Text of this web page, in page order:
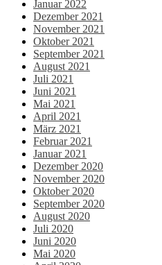
Januar 2022
Dezember 2021
November 2021
Oktober 2021
September 2021
August 2021
Juli 2021
Juni 2021
Mai 2021
April 2021
März 2021
Februar 2021
Januar 2021
Dezember 2020
November 2020
Oktober 2020
September 2020
August 2020
Juli 2020
Juni 2020
Mai 2020